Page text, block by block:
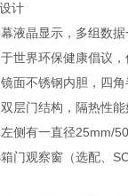
计
晶显示，多组数据
界环保健康倡议，
不锈钢内胆，四角
门结构，隔热性能
有一直径25mm/
观察窗（选配、SC